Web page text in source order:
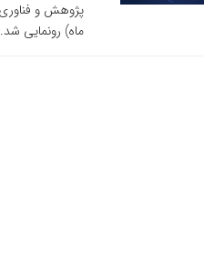
ماه) رونمایی شد.